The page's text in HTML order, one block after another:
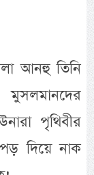
আনহু তিনি
মুসলমানদের
পৃথিবীর
দিয়ে নাক